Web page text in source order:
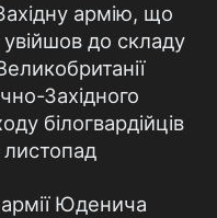
армію, що
до складу
Західного
білогвардійців
Юденича